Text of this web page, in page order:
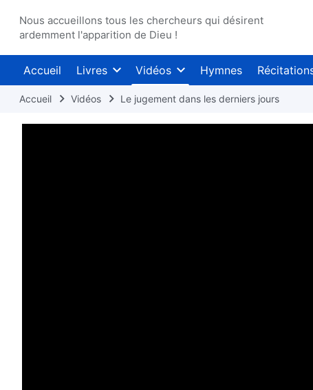
Nous accueillons tous les chercheurs qui désirent
ardemment l'apparition de Dieu !
Accueil Livres Vidéos Hymnes
Accueil Vidéos Le jugement dans les derniers jours